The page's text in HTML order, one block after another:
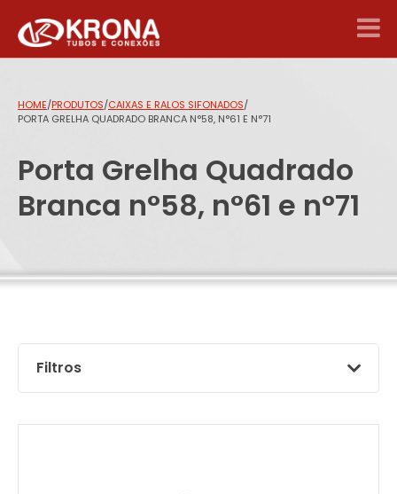
HOME/PRODUTOS/CAIXAS E RALOS SIFONADOS/
PORTA GRELHA QUADRADO BRANCA N°58, N°61 E N°71
Porta Grelha Quadrado
Branca n°58, n°61 e n°71
Filtros